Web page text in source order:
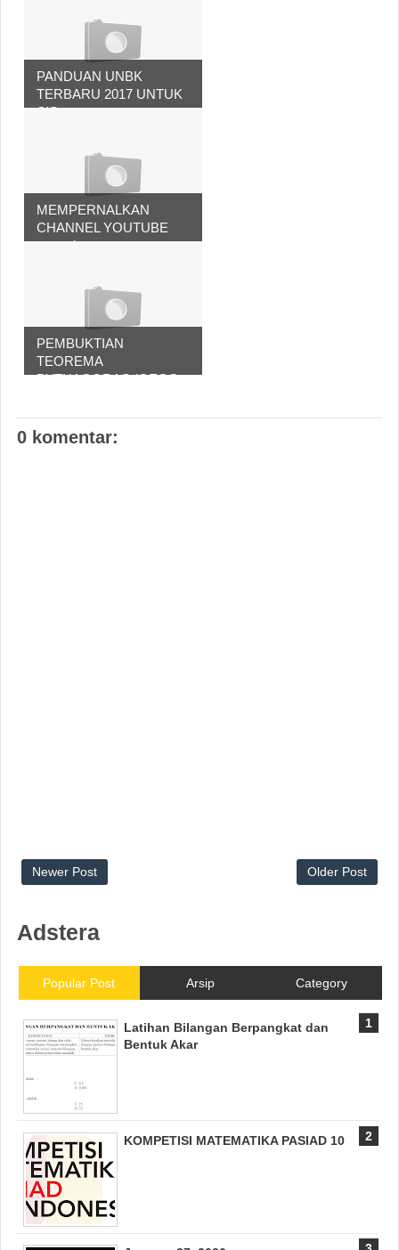
PANDUAN UNBK
TERBARU 2017 UNTUK
SIS...
MEMPERNALKAN
CHANNEL YOUTUBE
www.da...
PEMBUKTIAN
TEOREMA
PYTHAGORAS (GEOG...
0 komentar:
Newer Post Older Post
Adstera
Popular Post Arsip Category
Latihan Bilangan Berpangkat dan
Bentuk Akar
KOMPETISI MATEMATIKA PASIAD 10